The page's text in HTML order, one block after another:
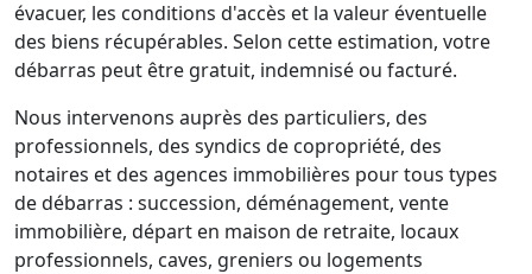
évacuer, les conditions d'accès et la valeur éventuelle
des biens récupérables. Selon cette estimation, votre
débarras peut être gratuit, indemnisé ou facturé.
Nous intervenons auprès des particuliers, des
professionnels, des syndics de copropriété, des
notaires et des agences immobilières pour tous types
de débarras : succession, déménagement, vente
immobilière, départ en maison de retraite, locaux
professionnels, caves, greniers ou logements